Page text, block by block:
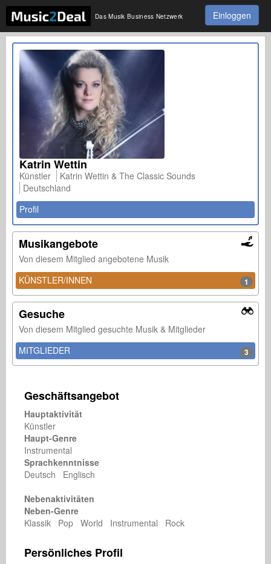
Das Musik Business Netzwerk Einloggen
Katrin Wettin
Künstler
Katrin Wettin & The Classic Sounds
Deutschland
Profil
Musikangebote
Von diesem Mitglied angebotene Musik
KÜNSTLER/INNEN
1
Gesuche
Von diesem Mitglied gesuchte Musik & Mitglieder
MITGLIEDER
3
Geschäftsangebot
Hauptaktivität
Künstler
Haupt-Genre
Instrumental
Sprachkenntnisse
Deutsch Englisch
Nebenaktivitäten
Neben-Genre
Klassik Pop World Instrumental Rock
Persönliches Profil